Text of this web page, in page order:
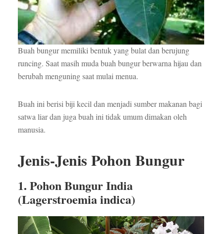
Buah bungur memiliki bentuk yang bulat dan berujung
runcing. Saat masih muda buah bungur berwarna hijau dan
berubah menguning saat mulai menua.
Buah ini berisi biji kecil dan menjadi sumber makanan bagi
satwa liar dan juga buah ini tidak umum dimakan oleh
manusia.
Jenis-Jenis Pohon Bungur
1. Pohon Bungur India
(Lagerstroemia indica)